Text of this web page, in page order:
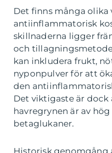
Det finns många olika
antiinflammatorisk
skillnaderna ligger
och
kan inkludera frukt,
nyponpulver för att
den
Det viktigaste är dock
havregrynen är av
betaglukaner.